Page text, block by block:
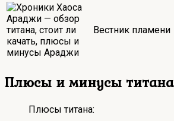
Вестник пламени
Плюсы и минусы титана
Плюсы титана: